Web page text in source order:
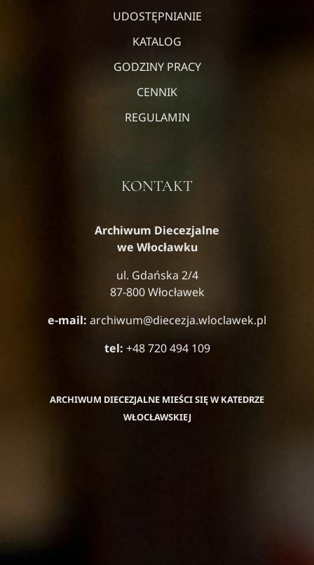
UDOSTĘPNIANIE
KATALOG
GODZINY PRACY
CENNIK
REGULAMIN
ARCHIWUM DIECEZJALNE MIEŚCI SIĘ W KATEDRZE
WŁOCŁAWSKIEJ
KONTAKT
Archiwum Diecezjalne
we Włocławku
ul. Gdańska 2/4
87-800 Włocławek
e-mail: archiwum@diecezja.wloclawek.pl
tel: +48 720 494 109